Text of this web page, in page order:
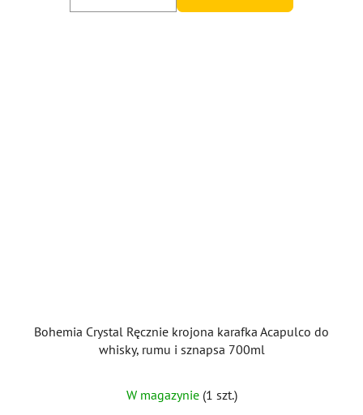
Bohemia Crystal Ręcznie krojona karafka Acapulco do
whisky, rumu i sznapsa 700ml
W magazynie (1 szt.)